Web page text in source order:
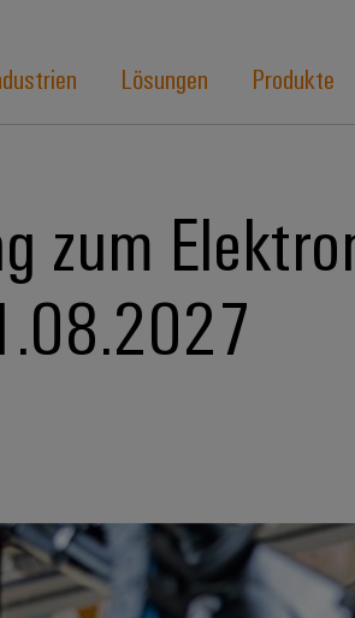
Lösungen Produkte
zum